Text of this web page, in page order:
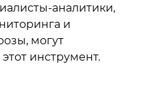
аналитики,
и
могут
инструмент.